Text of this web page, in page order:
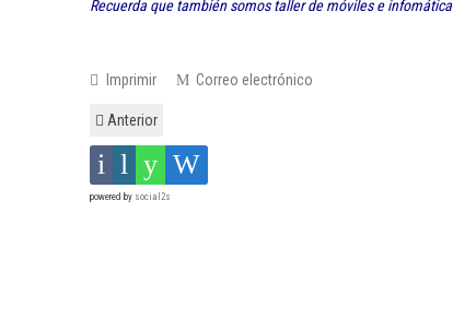
Recuerda que también somos taller de móviles e infomática
Imprimir Correo electrónico
Anterior
powered by social2s